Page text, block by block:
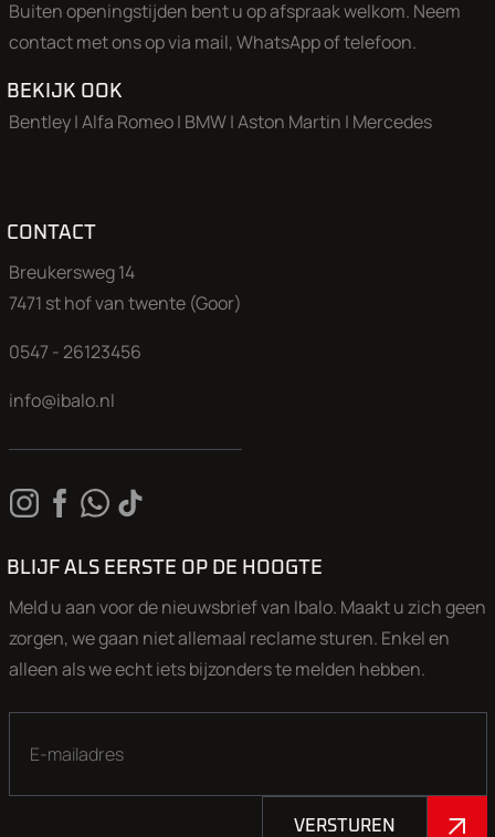
Aan onze advertenties is de grootst mogelijke zorg besteed,
ontleend.
Buiten openingstijden bent u op afspraak welkom. Neem
contact met ons op via mail, WhatsApp of telefoon.
BEKIJK OOK
Bentley|Alfa Romeo| BMW|Aston Martin | Mercedes
CONTACT
Breukersweg 14
7471 st hof van twente (Goor)
0547 - 26123456
info@ibalo.nl
BLIJF ALS EERSTE OP DE HOOGTE
Meld u aan voor de nieuwsbrief van Ibalo. Maakt u zich geen
zorgen, we gaan niet allemaal reclame sturen. Enkel en
alleen als we echt iets bijzonders te melden hebben.
VERSTUREN